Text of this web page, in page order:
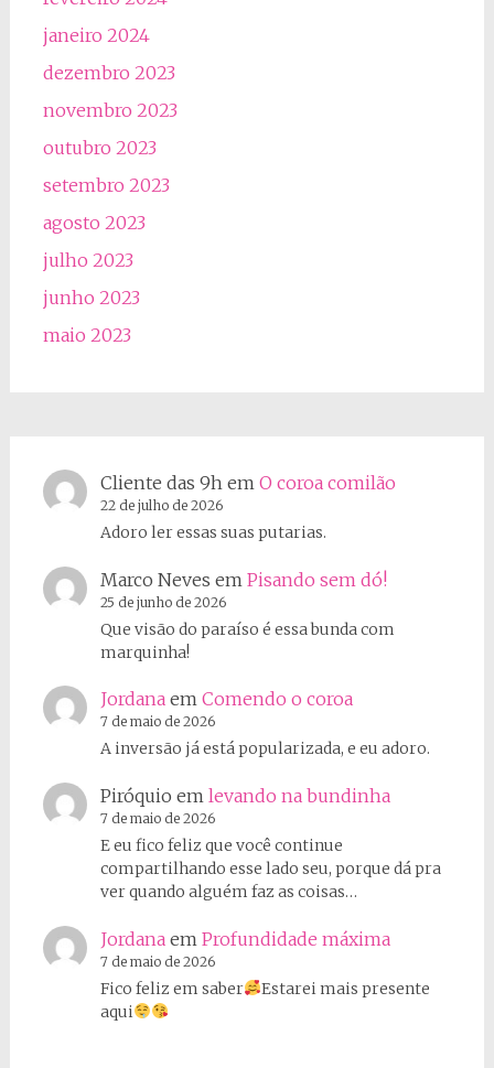
janeiro 2024
dezembro 2023
novembro 2023
outubro 2023
setembro 2023
agosto 2023
julho 2023
junho 2023
maio 2023
Cliente das 9hem O coroa comilão
22 de julho de 2026
Adoro ler essas suas putarias.
Marco Neves em Pisando sem dó!
25 de junho de 2026
Que visão do paraíso é essa bunda com
marquinha!
Jordanaem Comendo o coroa
7 de maio de 2026
A inversão já está popularizada, e eu adoro.
Piróquio em levando na bundinha
7 de maio de 2026
E eu fico feliz que você continue
compartilhando esse lado seu, porque dá pra
ver quando alguém faz as coisas…
Jordanaem Profundidade máxima
7 de maio de 2026
Fico feliz em saber
Estarei mais presente
aqui